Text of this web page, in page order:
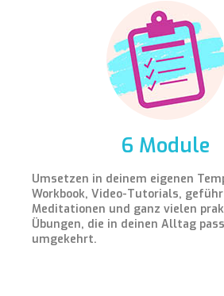
6 Module
Umsetzen in deinem eigenen
Workbook, Video-Tutorials,
Meditationen und ganz vielen
Übungen, die in deinen Alltag
umgekehrt.